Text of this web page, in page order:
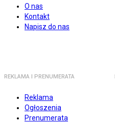
O nas
Kontakt
Napisz do nas
REKLAMA I PRENUMERATA
Reklama
Ogłoszenia
Prenumerata